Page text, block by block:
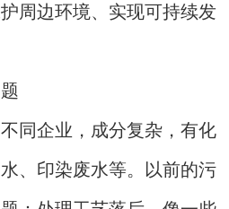
周边环境、实现可持续发
同企业，成分复杂，有化
、印染废水等。以前的污